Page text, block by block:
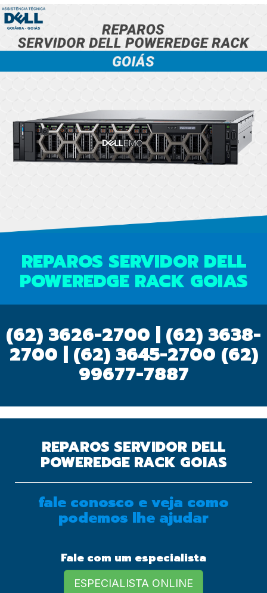
OK
European Commission |
Cookies Policy
REPAROS SERVIDOR DELL
POWEREDGE RACK GOIAS
(62) 3626-2700 | (62) 3638-
2700 | (62) 3645-2700 (62)
99677-7887
REPAROS SERVIDOR DELL
POWEREDGE RACK GOIAS
fale conosco e veja como
podemos lhe ajudar
Fale com um especialista
ESPECIALISTA ONLINE